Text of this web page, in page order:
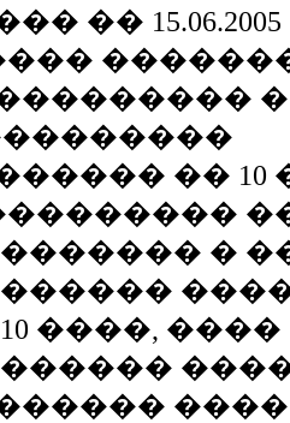
��
�� 10
�
����,